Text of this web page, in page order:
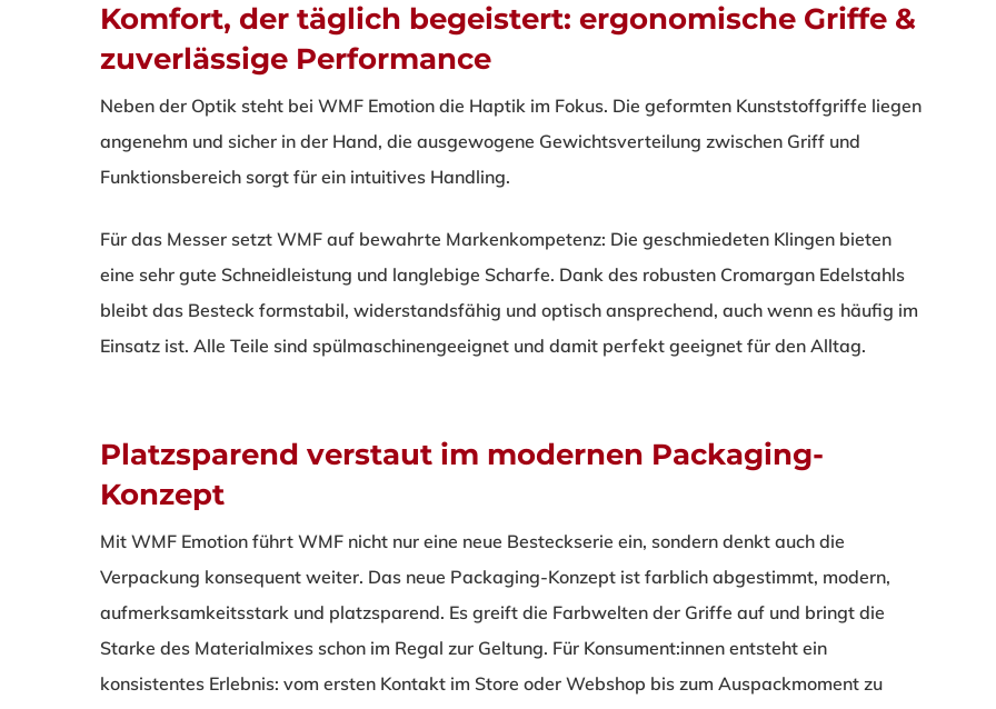
Komfort, der täglich begeistert: ergonomische Griffe &
zuverlässige Performance
Neben der Optik steht bei WMF Emotion die Haptik im Fokus. Die geformten Kunststoffgriffe liegen
angenehm und sicher in der Hand, die ausgewogene Gewichtsverteilung zwischen Griff und
Funktionsbereich sorgt für ein intuitives Handling.
Für das Messer setzt WMF auf bewahrte Markenkompetenz: Die geschmiedeten Klingen bieten
eine sehr gute Schneidleistung und langlebige Scharfe. Dank des robusten Cromargan Edelstahls
bleibt das Besteck formstabil, widerstandsfähig und optisch ansprechend, auch wenn es häufig im
Einsatz ist. Alle Teile sind spülmaschinengeeignet und damit perfekt geeignet für den Alltag.
Platzsparend verstaut im modernen Packaging-
Konzept
Mit WMF Emotion führt WMF nicht nur eine neue Besteckserie ein, sondern denkt auch die
Verpackung konsequent weiter. Das neue Packaging-Konzept ist farblich abgestimmt, modern,
aufmerksamkeitsstark und platzsparend. Es greift die Farbwelten der Griffe auf und bringt die
Starke des Materialmixes schon im Regal zur Geltung. Für Konsument:innen entsteht ein
konsistentes Erlebnis: vom ersten Kontakt im Store oder Webshop bis zum Auspackmoment zu